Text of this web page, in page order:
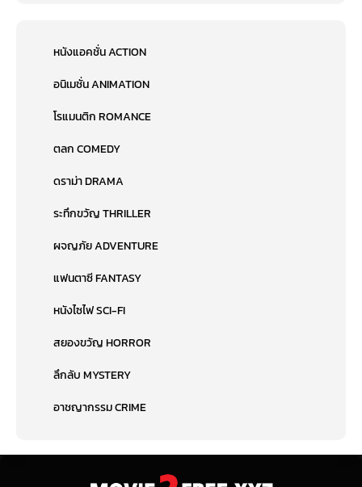
หนังแอคชั่น ACTION
อนิเมชั่น ANIMATION
โรแมนติก ROMANCE
ตลก COMEDY
ดราม่า DRAMA
ระทึกขวัญ THRILLER
ผจญภัย ADVENTURE
แฟนตาซี FANTASY
หนังไซไฟ SCI-FI
สยองขวัญ HORROR
ลึกลับ MYSTERY
อาชญากรรม CRIME